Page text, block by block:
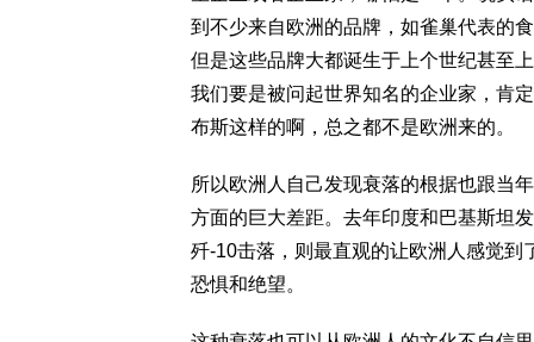
到不少来自欧洲的品牌，如雀巢代表的
但是这些品牌大都诞生于上个世纪甚至
我们要是被问起世界知名的企业家，肯
布斯这样的啊，总之都不是欧洲来的。
所以欧洲人自己发现衰落的根据也跟当
方面的巨大差距。去年印度和巴基斯坦
歼-10击落，则最直观的让欧洲人感觉
恐惧和绝望。